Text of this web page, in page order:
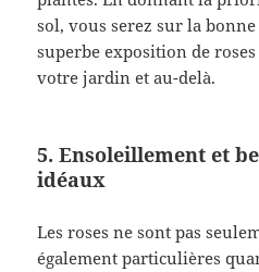
sol, vous serez sur la
superbe exposition de
votre jardin et au-delà.
5. Ensoleillement et
idéaux
Les roses ne sont pas
également particulières